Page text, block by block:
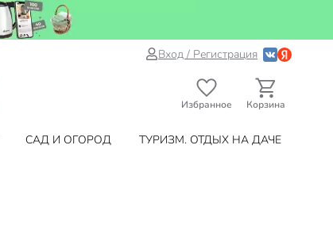
Вход / Регистрация
Избранное Корзина
САД И ОГОРОД ТУРИЗМ. ОТДЫХ НА ДАЧЕ